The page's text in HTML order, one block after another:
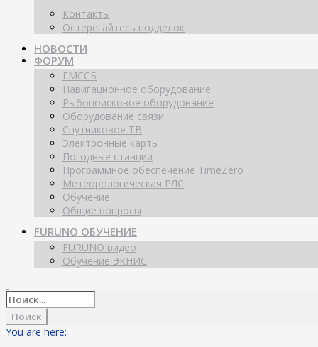
Контакты
Остерегайтесь подделок
НОВОСТИ
ФОРУМ
ГМССБ
Навигационное оборудование
Рыбопоисковое оборудование
Оборудование связи
Спутниковое ТВ
Электронные карты
Погодные станции
Программное обеспечение TimeZero
Метеорологическая РЛС
Обучение
Общие вопросы
FURUNO ОБУЧЕНИЕ
FURUNO видео
Обучение ЭКНИС
You are here: